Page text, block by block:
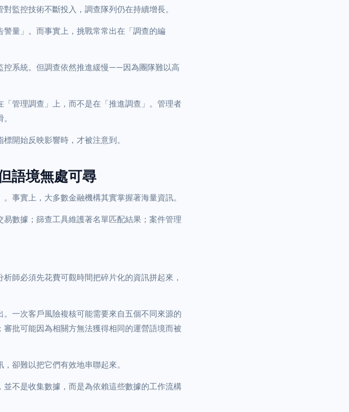
監控技術不斷投入，調查隊列仍在持續增長。
量」。而事實上，挑戰常常出在「調查的編
控系統。但調查依然推進緩慢——因為團隊難以高
管理調查」上，而不是在「推進調查」。管理者
開始反映影響時，才被注意到。
語境無處可尋
事實上，大多數金融機構其實掌握著海量資訊。
數據；篩查工具維護著名單匹配結果；案件管理
師必須先花費可觀時間把碎片化的資訊拼起來，
一次客戶風險複核可能需要來自五個不同來源的
批可能因為相關方無法獲得相同的運營語境而被
卻難以把它們有效地串聯起來。
不是收集數據，而是為依賴這些數據的工作流構